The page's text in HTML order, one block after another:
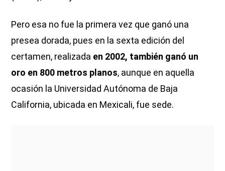
Pero esa no fue la primera vez que ganó una
presea dorada, pues en la sexta edición del
certamen, realizada en 2002, también ganó un
oro en 800 metros planos, aunque en aquella
ocasión la Universidad Autónoma de Baja
California, ubicada en Mexicali, fue sede.